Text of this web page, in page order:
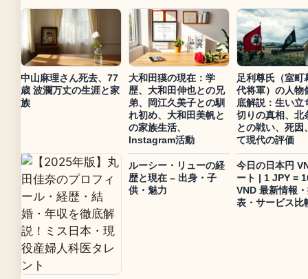
中山麻理さん死去、77
歳 波瀾万丈の生涯と家
族
大和田獏の現在：学
歴、大和田伸也との兄
弟、岡江久美子との馴
れ初め、大和田美帆と
の家族生活、
Instagram活動
足利尊氏（室町
代将軍）の人物
底解説：生い立
切りの真相、北
との戦い、死因
て現代の評価
ルーシー・リューの経
歴と現在 – 出身・子
供・魅力
今日の日本円
ート | 1 JPY =
VND 最新情報
表・サービス比